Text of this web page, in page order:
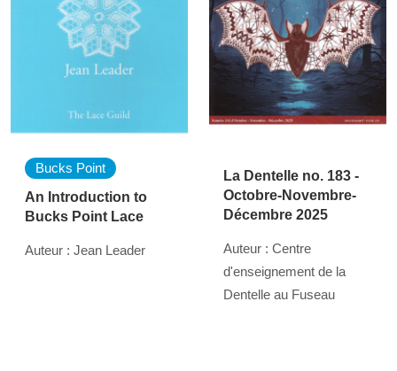
Bucks Point
An Introduction to
Bucks Point Lace
Auteur : Jean Leader
La Dentelle no. 183 -
Octobre-Novembre-
Décembre 2025
Auteur : Centre
d'enseignement de la
Dentelle au Fuseau